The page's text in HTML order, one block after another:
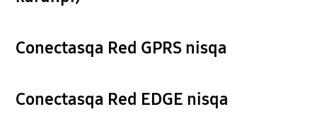
Conectasqa Red GPRS nisqa
Conectasqa Red EDGE nisqa